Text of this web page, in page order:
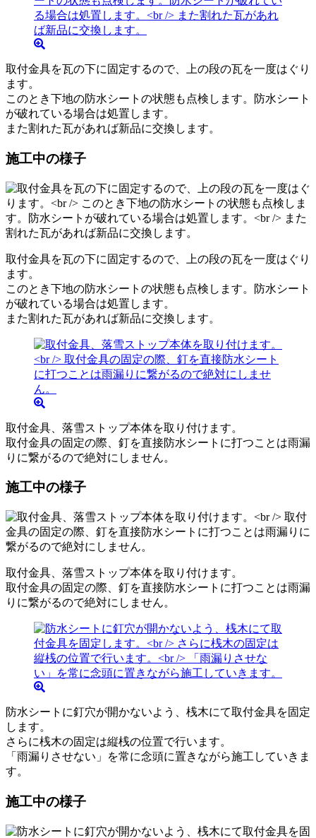
取付金具を瓦の下に固定するので、上の段の瓦を一度はぐり
ます。
このとき下地の防水シートの状態も点検します。防水シート
が破れている場合は処置します。
また割れた瓦があれば新品に交換します。
施工中の様子
取付金具を瓦の下に固定するので、上の段の瓦を一度はぐり
ます。
このとき下地の防水シートの状態も点検します。防水シート
が破れている場合は処置します。
また割れた瓦があれば新品に交換します。
取付金具、落雪ストップ本体を取り付けます。
取付金具の固定の際、釘を直接防水シートに打つことは雨漏
りに繋がるので絶対にしません。
施工中の様子
取付金具、落雪ストップ本体を取り付けます。
取付金具の固定の際、釘を直接防水シートに打つことは雨漏
りに繋がるので絶対にしません。
防水シートに釘穴が開かないよう、桟木にて取付金具を固定
します。
さらに桟木の固定は縦桟の位置で行います。
「雨漏りさせない」を常に念頭に置きながら施工していきま
す。
施工中の様子